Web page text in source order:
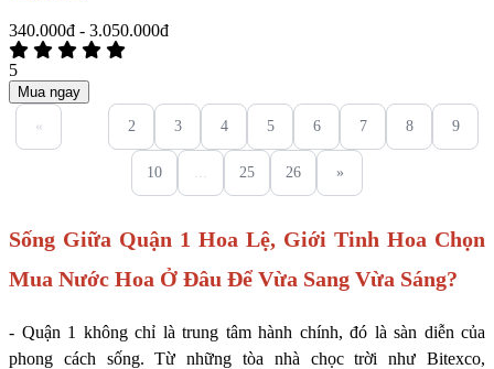
340.000đ - 3.050.000đ
5
Mua ngay
« 2 3 4 5 6 7 8 9
10 25 26 »
Sống Giữa Quận 1 Hoa Lệ, Giới Tinh Hoa Chọn
Mua Nước Hoa Ở Đâu Để Vừa Sang Vừa Sáng?
- Quận 1 không chỉ là trung tâm hành chính, đó là sàn diễn của
phong cách sống. Từ những tòa nhà chọc trời như Bitexco,